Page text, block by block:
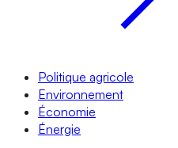
Politique agricole
Environnement
Économie
Énergie